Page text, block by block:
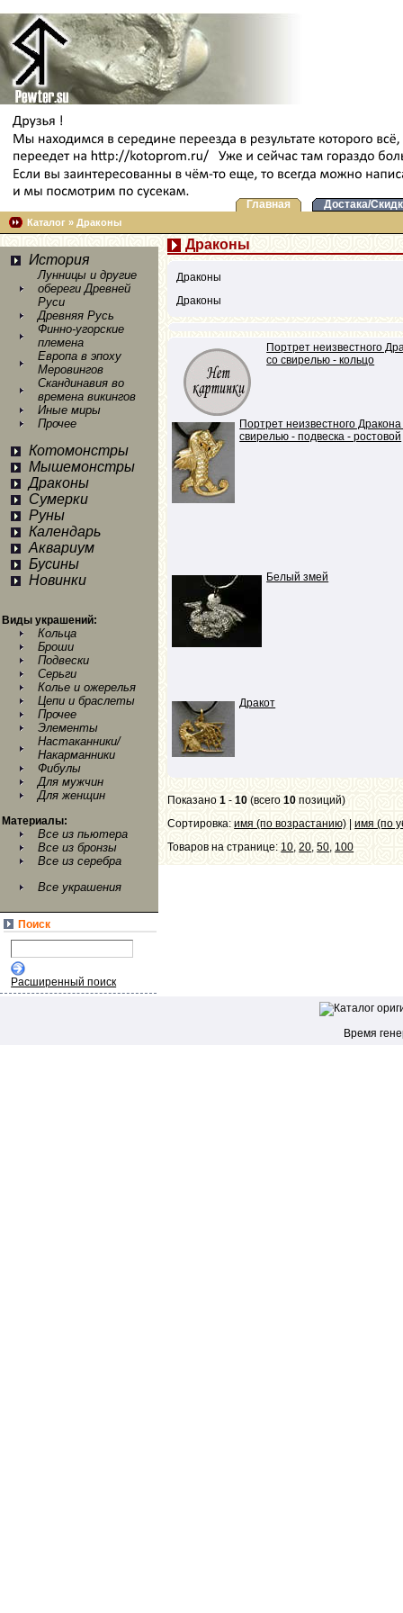
Главная Достака/
Каталог » Драконы
Драконы
Драконы
Драконы
Портрет неизвестного
со свирелью - кольцо
Портрет неизвестного Дракона
свирелью - подвеска - ростовой
Белый змей
Дракот
Показано1 -10 (всего10 позиций)
Сортировка:имя (по возрастанию) |имя (по
Товаров на странице: 10,20,50,100
История
Лунницы и другие
обереги Древней
Руси
Древняя Русь
Финно-угорские
племена
Европа в эпоху
Меровингов
Скандинавия во
времена викингов
Иные миры
Прочее
Котомонстры
Мышемонстры
Драконы
Сумерки
Руны
Календарь
Аквариум
Бусины
Новинки
Виды украшений:
Кольца
Броши
Подвески
Серьги
Колье и ожерелья
Цепи и браслеты
Прочее
Элементы
Настаканники/
Накарманники
Фибулы
Для мужчин
Для женщин
Материалы:
Все из пьютера
Все из бронзы
Все из серебра
Все украшения
Поиск
Расширенный поиск
Время